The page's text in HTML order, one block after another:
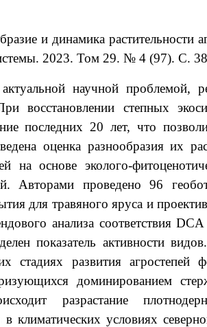
и динамика растительности
2023. Том 29. № 4 (97). С.
научной проблемой,
восстановлении степных
последних 20 лет, что
оценка разнообразия их
на основе эколого-
Авторами проведено 96
для травяного яруса и
анализа соответствия
показатель активности
стадиях развития агростепей
доминированием
разрастание
климатических условиях